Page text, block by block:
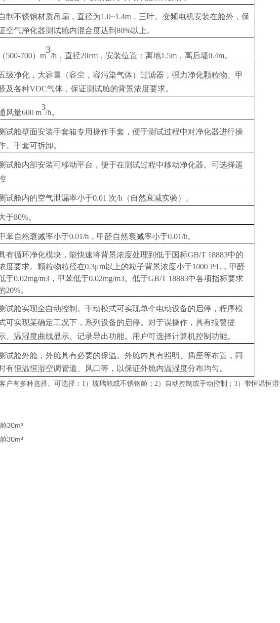
制不锈钢材质吊扇，直径为1.0~1.4m，三叶。变频电机安装在舱外，保
空气净化器测试舱内混合度达到 80%以上。
500-700） m
3
/h ，直径20cm ，安装位置：离地1.5m ，离后墙0.4m。
级净化，大容量（容尘，容污染气体）过滤器，强力净化颗粒物、甲
及各种VOC气体，保证测试舱的背景浓度要求。
风量600 m
3
/h。
试舱壁面安装手套箱专用操作手套，便于测试过程中对净化器进行操
。手套可拆卸。
试舱内部安装可移动平台，便于在测试过程中移动净化器。可选择遥
试舱内的空气泄漏率小于0.01 次/h（自然衰减实验）。
于80%。
苯自然衰减率小于0.01/h，甲醛自然衰减率小于0.01/h。
有循环净化模块，能快速将背景浓度处理到低于国标GB/T 18883中的
度要求。颗粒物粒径在0.3μm以上的粒子背景浓度小于1000 P/L，甲醛
于0.02mg/m3，甲苯低于0.02mg/m3。低于GB/T 18883中各项指标要求
20%。
试舱实现全自动控制。手动模式可实现单个电动设备的启停，程序模
可实现某确定工况下，系列设备的启停。对于误操作，具有报警提
。温湿度曲线显示、记录导出功能。
用户可选择计算机控制功能。
试舱外舱，外舱具有必要的保温。外舱内具有照明、插座等布置，同
有恒温恒湿空调管道、风口等，以保证外舱内温湿度分布均匀。
户有多种选择。可选择：1）玻璃舱或不锈钢舱；2）自动控制或手动控制；3）带恒温恒